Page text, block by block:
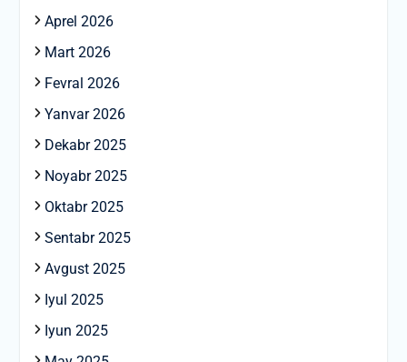
Aprel 2026
Mart 2026
Fevral 2026
Yanvar 2026
Dekabr 2025
Noyabr 2025
Oktabr 2025
Sentabr 2025
Avgust 2025
Iyul 2025
Iyun 2025